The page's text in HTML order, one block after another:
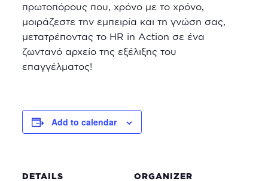
πρωτοπόρους που, χρόνο με το χρόνο,
μοιράζεστε την εμπειρία και τη γνώση σας,
μετατρέποντας το HR in Action σε ένα
ζωντανό αρχείο της εξέλιξης του
επαγγέλματος!
Add to calendar
DETAILS ORGANIZER